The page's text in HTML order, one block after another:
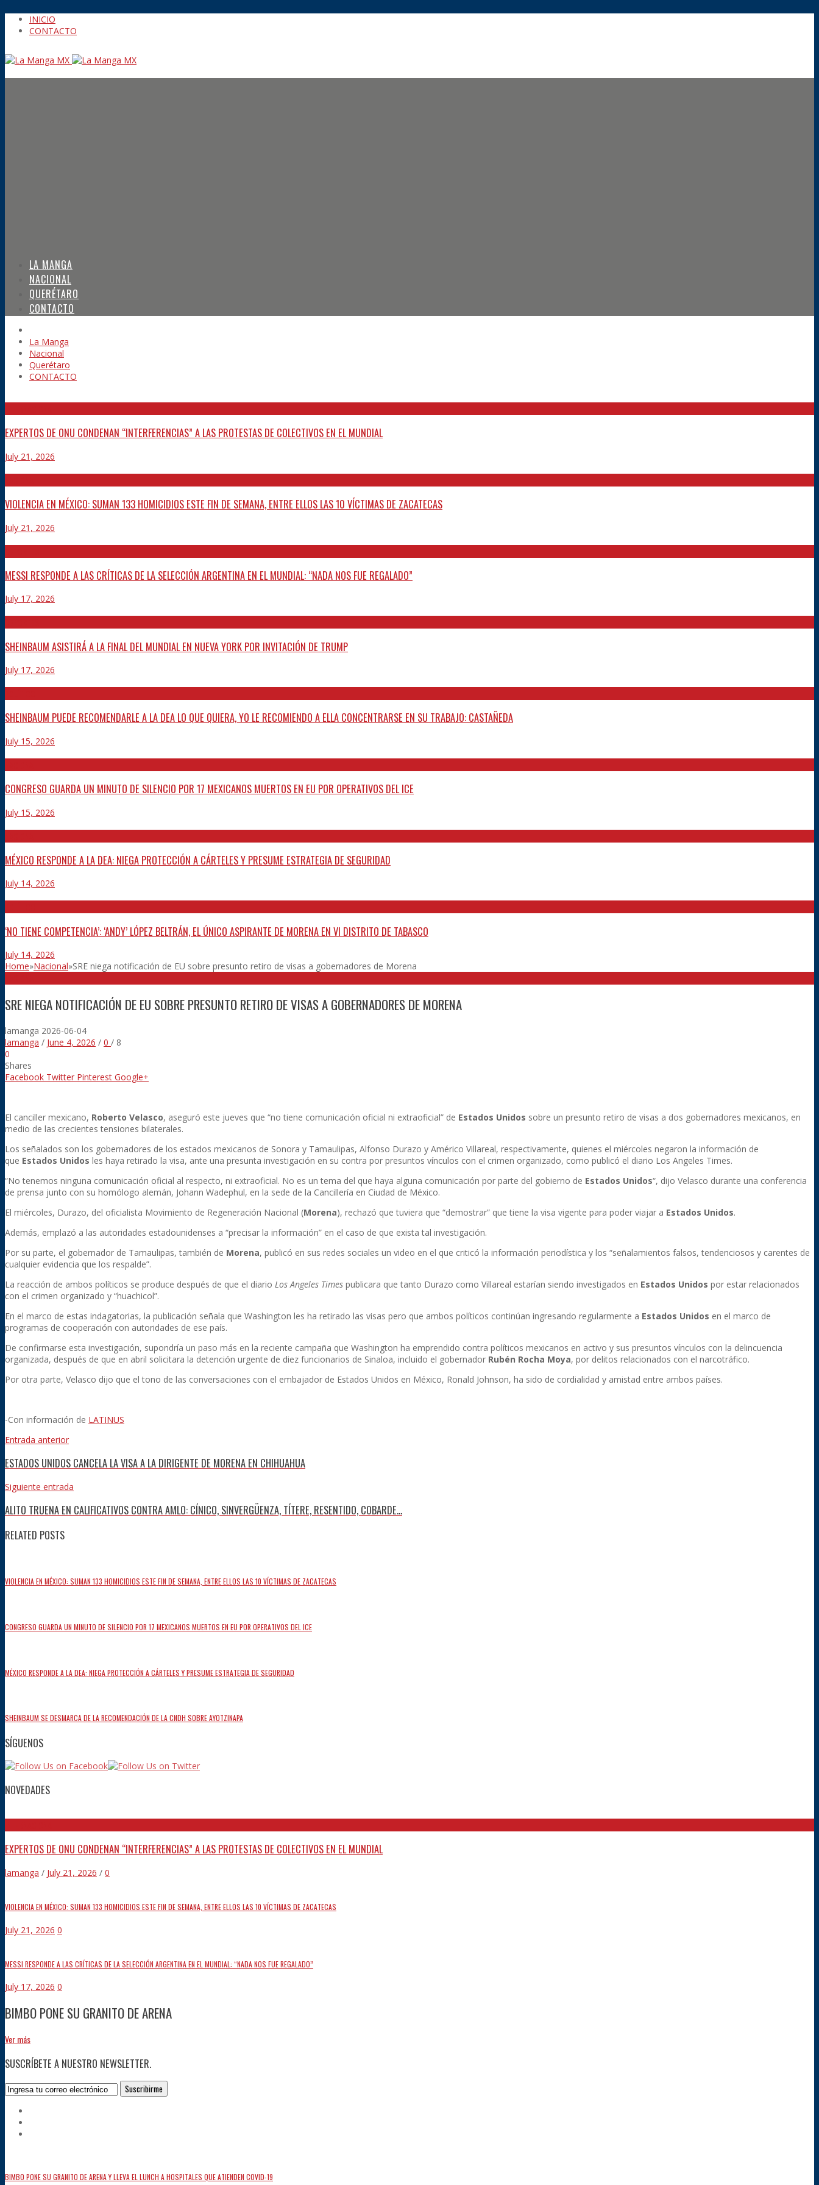
INICIO
CONTACTO
LA MANGA
NACIONAL
QUERÉTARO
CONTACTO
La Manga
Nacional
Querétaro
CONTACTO
EXPERTOS DE ONU CONDENAN “INTERFERENCIAS” A LAS PROTESTAS DE COLECTIVOS EN EL MUNDIAL
July 21, 2026
VIOLENCIA EN MÉXICO: SUMAN 133 HOMICIDIOS ESTE FIN DE SEMANA, ENTRE ELLOS LAS 10 VÍCTIMAS DE ZACATECAS
July 21, 2026
MESSI RESPONDE A LAS CRÍTICAS DE LA SELECCIÓN ARGENTINA EN EL MUNDIAL: “NADA NOS FUE REGALADO”
July 17, 2026
SHEINBAUM ASISTIRÁ A LA FINAL DEL MUNDIAL EN NUEVA YORK POR INVITACIÓN DE TRUMP
July 17, 2026
SHEINBAUM PUEDE RECOMENDARLE A LA DEA LO QUE QUIERA, YO LE RECOMIENDO A ELLA CONCENTRARSE EN SU TRABAJO: CASTAÑEDA
July 15, 2026
CONGRESO GUARDA UN MINUTO DE SILENCIO POR 17 MEXICANOS MUERTOS EN EU POR OPERATIVOS DEL ICE
July 15, 2026
MÉXICO RESPONDE A LA DEA: NIEGA PROTECCIÓN A CÁRTELES Y PRESUME ESTRATEGIA DE SEGURIDAD
July 14, 2026
‘NO TIENE COMPETENCIA’: ‘ANDY’ LÓPEZ BELTRÁN, EL ÚNICO ASPIRANTE DE MORENA EN VI DISTRITO DE TABASCO
July 14, 2026
Home»Nacional»SRE niega notificación de EU sobre presunto retiro de visas a gobernadores de Morena
SRE NIEGA NOTIFICACIÓN DE EU SOBRE PRESUNTO RETIRO DE VISAS A GOBERNADORES DE MORENA
lamanga 2026-06-04
lamanga / June 4, 2026 / 0 / 8
0
Shares
Facebook Twitter Pinterest Google+
El canciller mexicano, Roberto Velasco, aseguró este jueves que “no tiene comunicación oficial ni extraoficial” de Estados Unidos sobre un presunto retiro de visas a dos gobernadores mexicanos, en
medio de las crecientes tensiones bilaterales.
Los señalados son los gobernadores de los estados mexicanos de Sonora y Tamaulipas, Alfonso Durazo y Américo Villareal, respectivamente, quienes el miércoles negaron la información de
que Estados Unidos les haya retirado la visa, ante una presunta investigación en su contra por presuntos vínculos con el crimen organizado, como publicó el diario Los Angeles Times.
“No tenemos ninguna comunicación oficial al respecto, ni extraoficial. No es un tema del que haya alguna comunicación por parte del gobierno de Estados Unidos“, dijo Velasco durante una conferencia
de prensa junto con su homólogo alemán, Johann Wadephul, en la sede de la Cancillería en Ciudad de México.
El miércoles, Durazo, del oficialista Movimiento de Regeneración Nacional (Morena), rechazó que tuviera que “demostrar” que tiene la visa vigente para poder viajar a Estados Unidos.
Además, emplazó a las autoridades estadounidenses a “precisar la información” en el caso de que exista tal investigación.
Por su parte, el gobernador de Tamaulipas, también de Morena, publicó en sus redes sociales un video en el que criticó la información periodística y los “señalamientos falsos, tendenciosos y carentes de
cualquier evidencia que los respalde”.
La reacción de ambos políticos se produce después de que el diario Los Angeles Times publicara que tanto Durazo como Villareal estarían siendo investigados en Estados Unidos por estar relacionados
con el crimen organizado y “huachicol”.
En el marco de estas indagatorias, la publicación señala que Washington les ha retirado las visas pero que ambos políticos continúan ingresando regularmente a Estados Unidos en el marco de
programas de cooperación con autoridades de ese país.
De confirmarse esta investigación, supondría un paso más en la reciente campaña que Washington ha emprendido contra políticos mexicanos en activo y sus presuntos vínculos con la delincuencia
organizada, después de que en abril solicitara la detención urgente de diez funcionarios de Sinaloa, incluido el gobernador Rubén Rocha Moya, por delitos relacionados con el narcotráfico.
Por otra parte, Velasco dijo que el tono de las conversaciones con el embajador de Estados Unidos en México, Ronald Johnson, ha sido de cordialidad y amistad entre ambos países.
-Con información de LATINUS
Entrada anterior
ESTADOS UNIDOS CANCELA LA VISA A LA DIRIGENTE DE MORENA EN CHIHUAHUA
Siguiente entrada
ALITO TRUENA EN CALIFICATIVOS CONTRA AMLO: CÍNICO, SINVERGÜENZA, TÍTERE, RESENTIDO, COBARDE...
RELATED POSTS
VIOLENCIA EN MÉXICO: SUMAN 133 HOMICIDIOS ESTE FIN DE SEMANA, ENTRE ELLOS LAS 10 VÍCTIMAS DE ZACATECAS
CONGRESO GUARDA UN MINUTO DE SILENCIO POR 17 MEXICANOS MUERTOS EN EU POR OPERATIVOS DEL ICE
MÉXICO RESPONDE A LA DEA: NIEGA PROTECCIÓN A CÁRTELES Y PRESUME ESTRATEGIA DE SEGURIDAD
SHEINBAUM SE DESMARCA DE LA RECOMENDACIÓN DE LA CNDH SOBRE AYOTZINAPA
SÍGUENOS
NOVEDADES
EXPERTOS DE ONU CONDENAN “INTERFERENCIAS” A LAS PROTESTAS DE COLECTIVOS EN EL MUNDIAL
lamanga / July 21, 2026 / 0
VIOLENCIA EN MÉXICO: SUMAN 133 HOMICIDIOS ESTE FIN DE SEMANA, ENTRE ELLOS LAS 10 VÍCTIMAS DE ZACATECAS
July 21, 2026 0
MESSI RESPONDE A LAS CRÍTICAS DE LA SELECCIÓN ARGENTINA EN EL MUNDIAL: “NADA NOS FUE REGALADO”
July 17, 2026 0
BIMBO PONE SU GRANITO DE ARENA
Ver más
SUSCRÍBETE A NUESTRO NEWSLETTER.
BIMBO PONE SU GRANITO DE ARENA Y LLEVA EL LUNCH A HOSPITALES QUE ATIENDEN COVID-19